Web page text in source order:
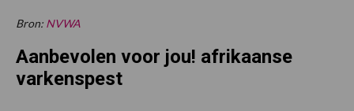
Bron: NVWA
Aanbevolen voor jou! afrikaanse
varkenspest